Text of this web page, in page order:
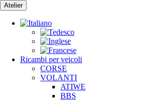
Vai
al
contenuto
Atelier
Ricambi per veicoli
CORSE
VOLANTI
ATIWE
BBS